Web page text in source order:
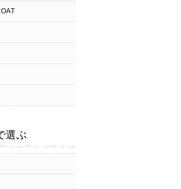
選ぶ